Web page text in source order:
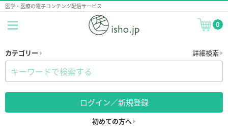
医学・医療の電子コンテンツ配信サービス
0
カテゴリー 詳細検索
ログイン／新規登録
初めての方へ